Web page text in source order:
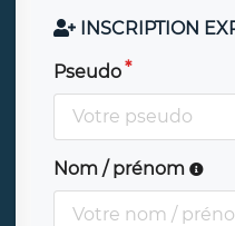
INSCRIPTION
Pseudo
Nom / prénom